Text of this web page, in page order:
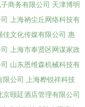
商务有限公司 天津博明
上海衲尘丘网络科技有
佳文化传媒有限公司 惠
上海市奉贤区网谋家政
山东恩维森机械科技有
限公司
上海桦锐祥科技
京颐廷酒店管理有限公司